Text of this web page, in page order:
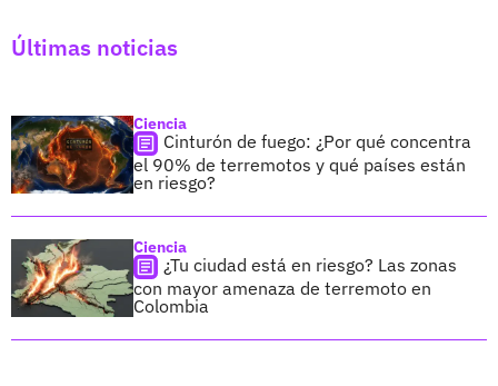
Últimas noticias
Ciencia
Cinturón de fuego: ¿Por qué concentra
el 90% de terremotos y qué países están
en riesgo?
Ciencia
¿Tu ciudad está en riesgo? Las zonas
con mayor amenaza de terremoto en
Colombia